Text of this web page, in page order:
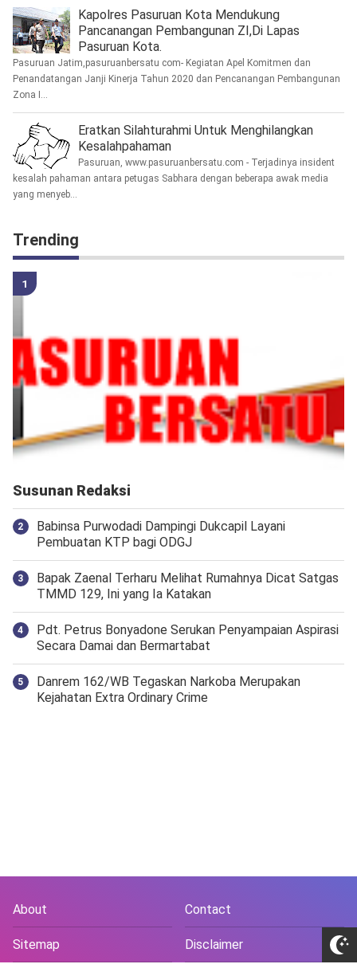
Kapolres Pasuruan Kota Mendukung
Pancanangan Pembangunan ZI,Di Lapas
Pasuruan Kota.
Pasuruan Jatim,pasuruanbersatu com- Kegiatan Apel Komitmen dan
Penandatangan Janji Kinerja Tahun 2020 dan Pencanangan Pembangunan
Zona I...
Eratkan Silahturahmi Untuk Menghilangkan
Kesalahpahaman
Pasuruan, www.pasuruanbersatu.com - Terjadinya insident
kesalah pahaman antara petugas Sabhara dengan beberapa awak media
yang menyeb...
Trending
Susunan Redaksi
Babinsa Purwodadi Dampingi Dukcapil Layani
Pembuatan KTP bagi ODGJ
Bapak Zaenal Terharu Melihat Rumahnya Dicat Satgas
TMMD 129, Ini yang Ia Katakan
Pdt. Petrus Bonyadone Serukan Penyampaian Aspirasi
Secara Damai dan Bermartabat
Danrem 162/WB Tegaskan Narkoba Merupakan
Kejahatan Extra Ordinary Crime
About Contact
Sitemap Disclaimer